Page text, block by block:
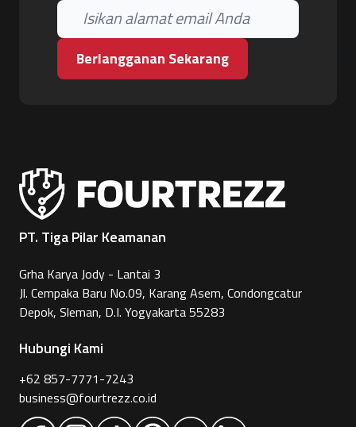
Berlangganan Sekarang
PT. Tiga Pilar Keamanan
Grha Karya Jody - Lantai 3
Jl. Cempaka Baru No.09, Karang Asem, Condongcatur
Depok, Sleman, D.I. Yogyakarta 55283
Hubungi Kami
+62 857-7771-7243
business@fourtrezz.co.id